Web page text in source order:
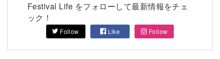
Festival Life をフォローして最新情報をチェ
ック！
Follow Like Follow